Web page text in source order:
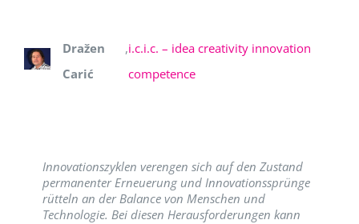
Dražen
Carić
,i.c.i.c. – idea creativity innovation
competence
Innovationszyklen verengen sich auf den Zustand
permanenter Erneuerung und Innovationssprünge
rütteln an der Balance von Menschen und
Technologie. Bei diesen Herausforderungen kann